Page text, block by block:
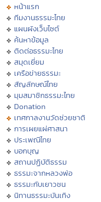
หน้าแรก
ทีมงานธรรมะไทย
แผนผังเว็บไซต์
ค้นหาข้อมูล
ติดต่อธรรมะไทย
สมุดเยี่ยม
เครือข่ายธรรมะ
สัญลักษณ์ไทย
มุมสมาชิกธรรมะไทย
Donation
เทศกาลงานวัดช่วยชาติ
การเผยแผ่ศาสนา
ประเพณีไทย
บอกบุญ
สถานปฏิบัติธรรม
ธรรมะจากหลวงพ่อ
ธรรมะกับเยาวชน
นิทานธรรมะบันเทิง